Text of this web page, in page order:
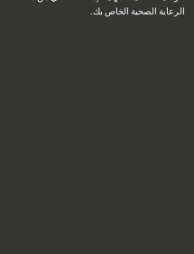
الرعاية الصحية الخاص بك.